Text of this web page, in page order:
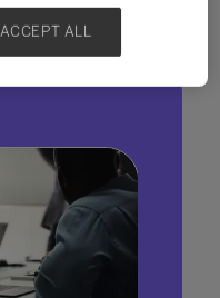
ACCEPT ALL